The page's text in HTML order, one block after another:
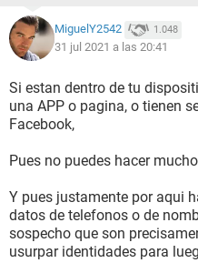
MiguelY2542 1.048
31 jul 2021 a las 20:41
Si estan dentro de tu
una APP o pagina, o tienen
Facebook,
Pues no puedes hacer
Y pues justamente por aqui
datos de telefonos o de
sospecho que son
usurpar identidades para